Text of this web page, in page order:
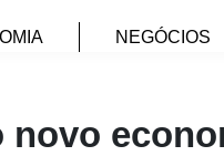
NEGÓCIOS